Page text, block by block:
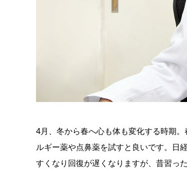
4月、冬から春へ心も体も変化する時期
ルギー薬や点鼻薬を試すと良いです。日
すくなり回復が遅くなりますが、昔習っ